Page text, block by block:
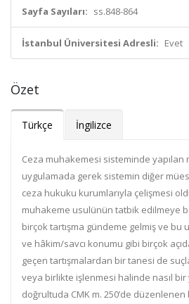
Sayfa Sayıları: ss.848-864
İstanbul Üniversitesi Adresli: Evet
Özet
Türkçe İngilizce
Ceza muhakemesi sisteminde yapılan
uygulamada gerek sistemin diğer
ceza hukuku kurumlarıyla çelişmesi
muhakeme usulünün tatbik edilmeye
birçok tartışma gündeme gelmiş ve bu
ve hâkim/savcı konumu gibi birçok
geçen tartışmalardan bir tanesi de
veya birlikte işlenmesi halinde nasıl
doğrultuda CMK m. 250’de